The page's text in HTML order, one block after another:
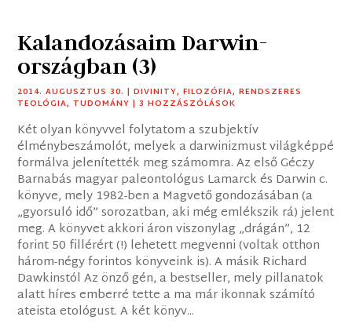
Kalandozásaim Darwin-
országban (3)
2014. AUGUSZTUS 30. |DIVINITY,FILOZÓFIA,RENDSZERES
TEOLÓGIA, TUDOMÁNY | 3 HOZZÁSZÓLÁSOK
Két olyan könyvvel folytatom a szubjektív
élménybeszámolót, melyek a darwinizmust világképpé
formálva jelenítették meg számomra. Az első Géczy
Barnabás magyar paleontológus Lamarck és Darwin c.
könyve, mely 1982-ben a Magvető gondozásában (a
„gyorsuló idő” sorozatban, aki még emlékszik rá) jelent
meg. A könyvet akkori áron viszonylag „drágán”, 12
forint 50 fillérért (!) lehetett megvenni (voltak otthon
három-négy forintos könyveink is). A másik Richard
Dawkinstól Az önző gén, a bestseller, mely pillanatok
alatt híres emberré tette a ma már ikonnak számító
ateista etológust. A két könyv...